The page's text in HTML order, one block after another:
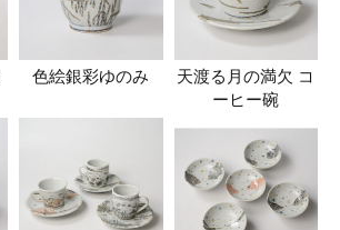
色絵銀彩ゆのみ
天渡る月の満欠 コ
ーヒー碗